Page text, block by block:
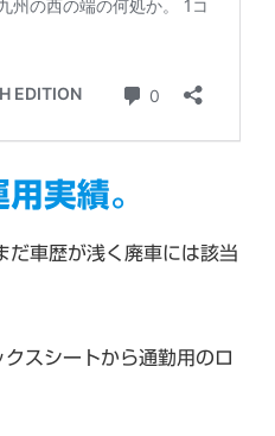
実績。
車歴が浅く廃車には該当
スシートから通勤用のロ